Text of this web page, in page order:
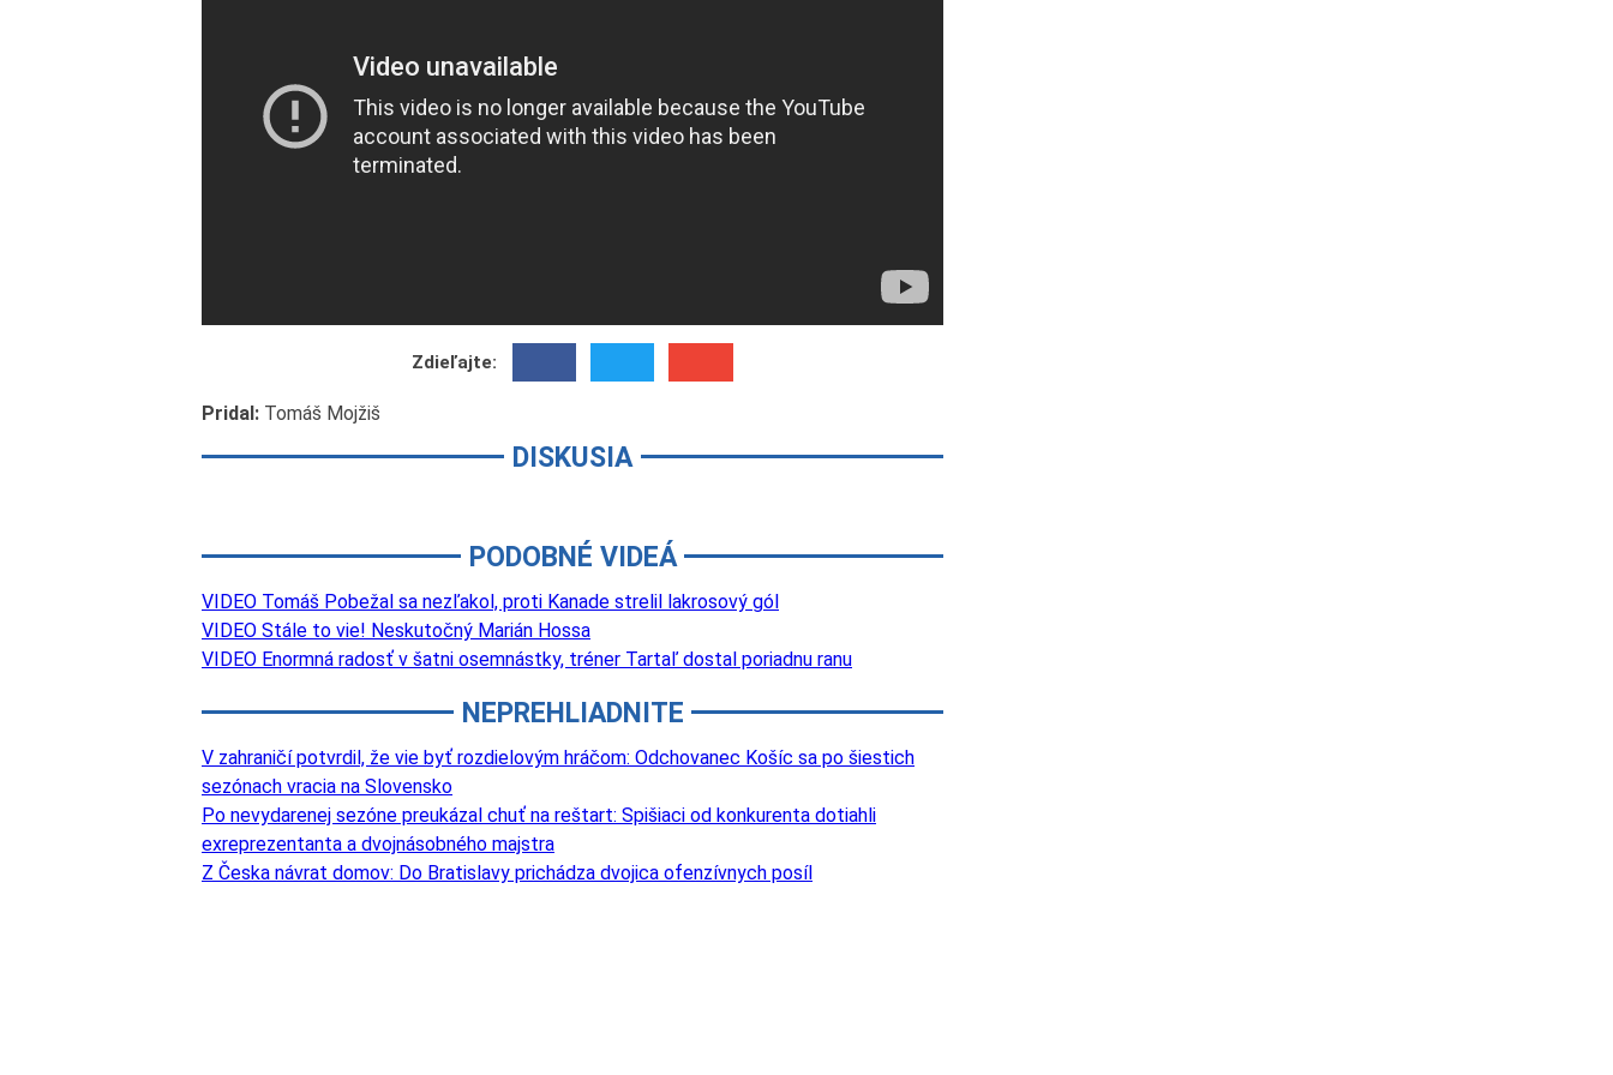
Zdieľajte:
Pridal: Tomáš Mojžiš
DISKUSIA
PODOBNÉ VIDEÁ
VIDEO Tomáš Pobežal sa nezľakol, proti Kanade strelil lakrosový gól
VIDEO Stále to vie! Neskutočný Marián Hossa
VIDEO Enormná radosť v šatni osemnástky, tréner Tartaľ dostal poriadnu ranu
NEPREHLIADNITE
V zahraničí potvrdil, že vie byť rozdielovým hráčom: Odchovanec Košíc sa po šiestich
sezónach vracia na Slovensko
Po nevydarenej sezóne preukázal chuť na reštart: Spišiaci od konkurenta dotiahli
exreprezentanta a dvojnásobného majstra
Z Česka návrat domov: Do Bratislavy prichádza dvojica ofenzívnych posíl